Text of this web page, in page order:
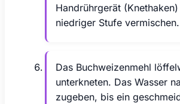
Handrührgerät
niedriger Stufe vermischen.
Das Buchweizenmehl
unterkneten. Das Wasser
zugeben, bis ein